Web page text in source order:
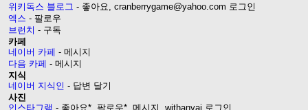
위키독스 블로그 - 좋아요, cranberrygame@yahoo.com 로그인
엑스 - 팔로우
브런치 - 구독
카페
네이버 카페 - 메시지
다음 카페 - 메시지
지식
네이버 지식인 - 답변 달기
사진
인스타그램 - 좋아요*, 팔로우*, 메시지, withanyai 로그인